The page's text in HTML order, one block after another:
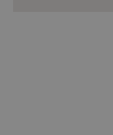
IALURONICO,